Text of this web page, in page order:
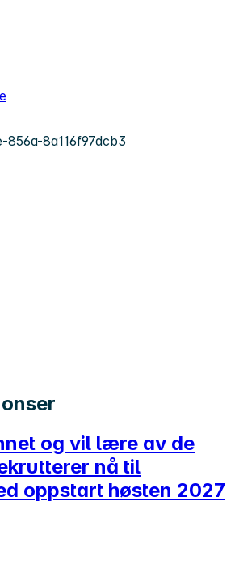
8a116f97dcb3
og vil lære av de
nå til
oppstart høsten 2027